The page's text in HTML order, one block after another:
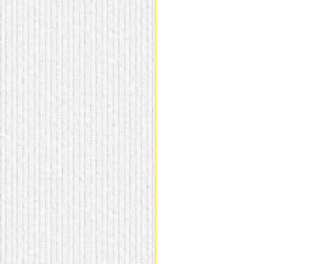
домашнем использовании.
Эта мебель имеет
некоторые преимущества
перед той же стенкой для
гостиной, к примеру,
поскольку она более
легкая и не загромождает
пространство. В спальне
этот предмет можно
поставить у изголовья
кровати, чтобы заполнить
пустующее там
место. Также стеллажи
очень часто используют в
качестве разграничителей
комнаты, например, на
рабочую зону и
пространство для отдыха.
Особенно это актуально
для однокомнатных
квартир.